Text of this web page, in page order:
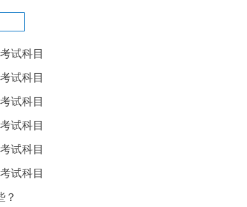
试科目
试科目
试科目
试科目
试科目
试科目
？